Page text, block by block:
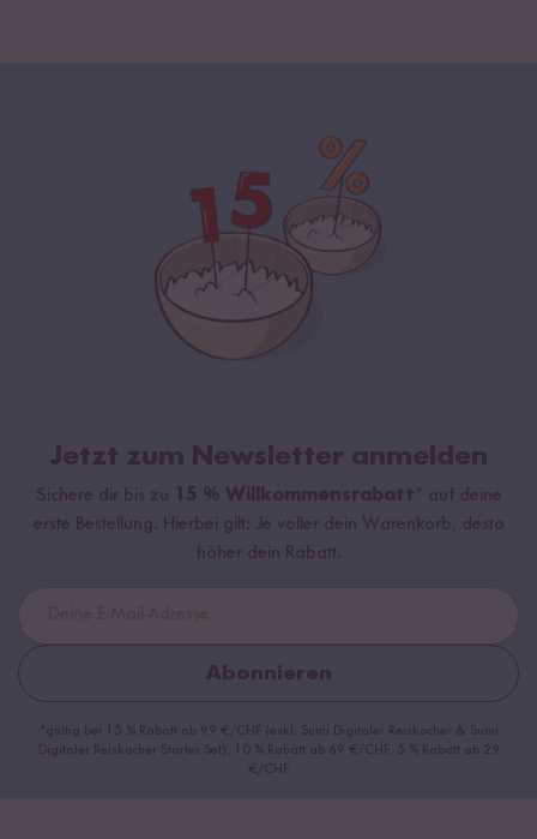
Jetzt zum Newsletter anmelden
Sichere dir bis zu 15 % Willkommensrabatt* auf deine
erste Bestellung. Hierbei gilt: Je voller dein Warenkorb, desto
höher dein Rabatt.
Abonnieren
*gültig bei 15 % Rabatt ab 99 €/CHF (exkl. Sumi Digitaler Reiskocher & Sumi
Digitaler Reiskocher Starter Set), 10 % Rabatt ab 69 €/CHF, 5 % Rabatt ab 29
€/CHF